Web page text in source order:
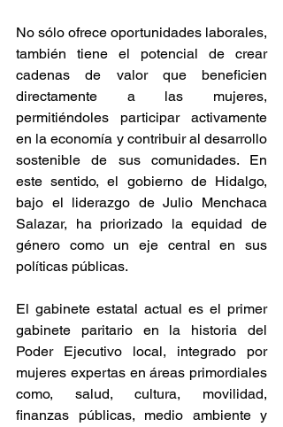
No sólo ofrece oportunidades laborales,
también tiene el potencial de crear
cadenas de valor que beneficien
directamente a las mujeres,
permitiéndoles participar activamente
en la economía y contribuir al desarrollo
sostenible de sus comunidades. En
este sentido, el gobierno de Hidalgo,
bajo el liderazgo de Julio Menchaca
Salazar, ha priorizado la equidad de
género como un eje central en sus
políticas públicas.
El gabinete estatal actual es el primer
gabinete paritario en la historia del
Poder Ejecutivo local, integrado por
mujeres expertas en áreas primordiales
como, salud, cultura, movilidad,
finanzas públicas, medio ambiente y